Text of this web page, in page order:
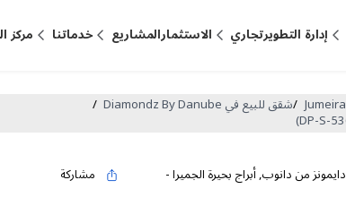
إدارة التطويرتجاري الاستثمارالمشاريع خدماتنا مركز
/شقق للبيع في Diamondz By Danube /
دايمونز من دانوب,أبراج بحيرة الجميرا- مشاركة